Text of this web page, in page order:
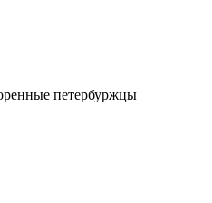
петербуржцы